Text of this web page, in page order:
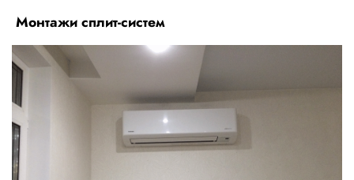
Монтажи сплит-систем